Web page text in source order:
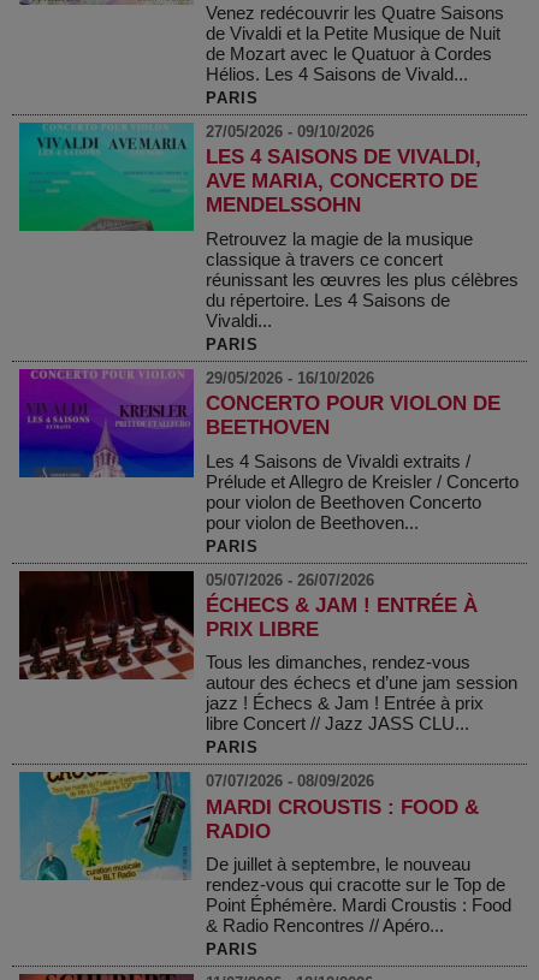
Venez redécouvrir les Quatre Saisons
de Vivaldi et la Petite Musique de Nuit
de Mozart avec le Quatuor à Cordes
Hélios. Les 4 Saisons de Vivald...
PARIS
27/05/2026 - 09/10/2026
LES 4 SAISONS DE VIVALDI,
AVE MARIA, CONCERTO DE
MENDELSSOHN
Retrouvez la magie de la musique
classique à travers ce concert
réunissant les œuvres les plus célèbres
du répertoire. Les 4 Saisons de
Vivaldi...
PARIS
29/05/2026 - 16/10/2026
CONCERTO POUR VIOLON DE
BEETHOVEN
Les 4 Saisons de Vivaldi extraits /
Prélude et Allegro de Kreisler / Concerto
pour violon de Beethoven Concerto
pour violon de Beethoven...
PARIS
05/07/2026 - 26/07/2026
ÉCHECS & JAM ! ENTRÉE À
PRIX LIBRE
Tous les dimanches, rendez-vous
autour des échecs et d’une jam session
jazz ! Échecs & Jam ! Entrée à prix
libre Concert // Jazz JASS CLU...
PARIS
07/07/2026 - 08/09/2026
MARDI CROUSTIS : FOOD &
RADIO
De juillet à septembre, le nouveau
rendez-vous qui cracotte sur le Top de
Point Éphémère. Mardi Croustis : Food
& Radio Rencontres // Apéro...
PARIS